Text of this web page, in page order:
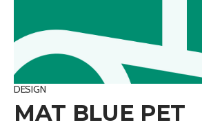
DESIGN
MAT BLUE PET